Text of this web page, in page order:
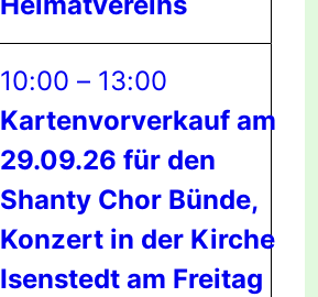
10:00 – 13:00
Kartenvorverkauf am
29.09.26 für den
Shanty Chor Bünde,
Konzert in der Kirche
Isenstedt am Freitag